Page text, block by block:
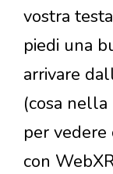
vostra
piedi una
arrivare
(cosa
per vedere
con